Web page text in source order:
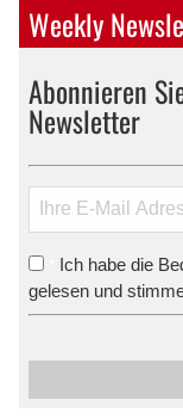
Weekly
Abonnieren
Newsletter
Ich habe die
gelesen und